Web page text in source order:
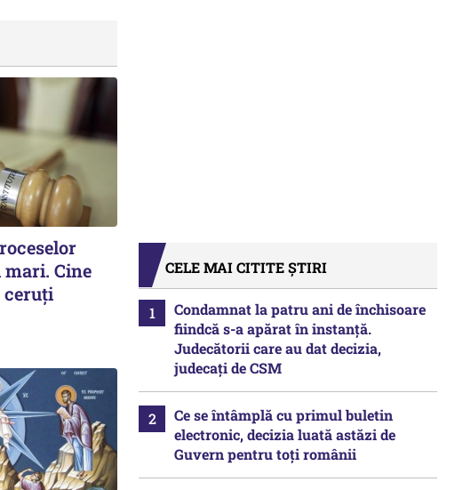
Cine
ceruți
CELE MAI CITITE ȘTIRI
Condamnat la patru ani de închisoare
fiindcă s-a apărat în instanță.
Judecătorii care au dat decizia,
judecați de CSM
Ce se întâmplă cu primul buletin
electronic, decizia luată astăzi de
Guvern pentru toți românii